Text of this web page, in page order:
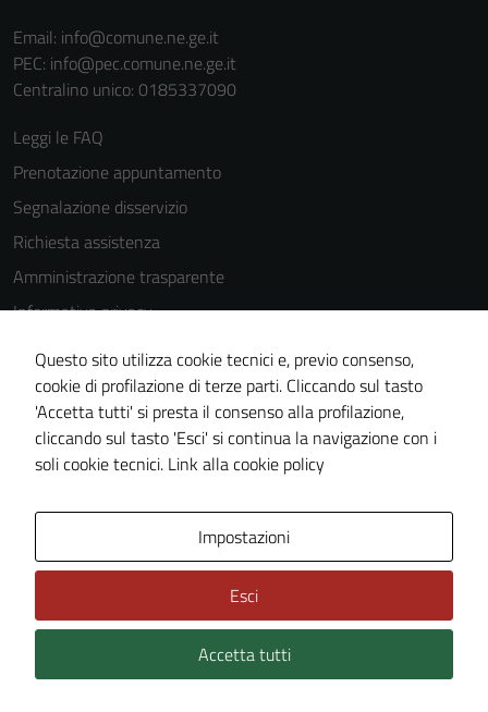
Email: info@comune.ne.ge.it
PEC: info@pec.comune.ne.ge.it
Centralino unico: 0185337090
Leggi le FAQ
Prenotazione appuntamento
Segnalazione disservizio
Richiesta assistenza
Amministrazione trasparente
Informativa privacy
Cookie Policy
Note legali
Dichiarazione di accessibilità
Piano di miglioramento del sito
Technical Design s.r.l.
Questo sito utilizza cookie tecnici e, previo consenso,
cookie di profilazione di terze parti. Cliccando sul tasto
'Accetta tutti' si presta il consenso alla profilazione,
cliccando sul tasto 'Esci' si continua la navigazione con i
soli cookie tecnici. Link alla cookie policy
Impostazioni
Esci
Accetta tutti